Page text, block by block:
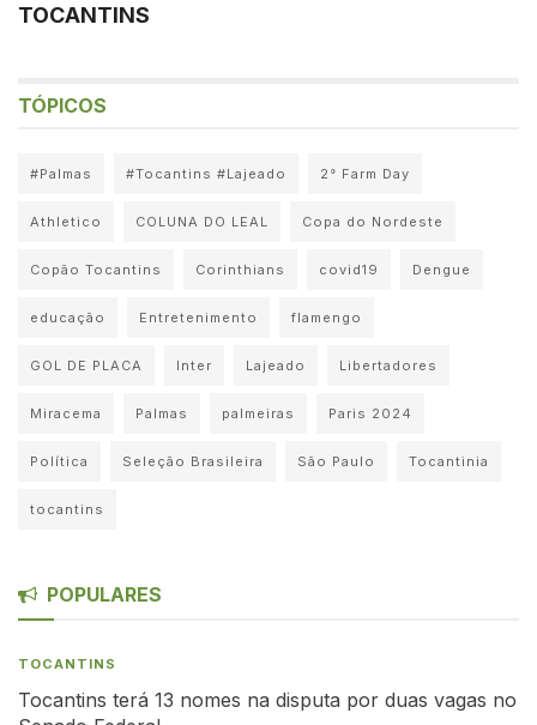
TOCANTINS
TÓPICOS
#Palmas #Tocantins #Lajeado 2° Farm Day
Athletico COLUNA DO LEAL Copa do Nordeste
Copão Tocantins Corinthians covid19 Dengue
educação Entretenimento flamengo
GOL DE PLACA Inter Lajeado Libertadores
Miracema Palmas palmeiras Paris 2024
Política Seleção Brasileira São Paulo Tocantinia
tocantins
POPULARES
TOCANTINS
Tocantins terá 13 nomes na disputa por duas vagas no